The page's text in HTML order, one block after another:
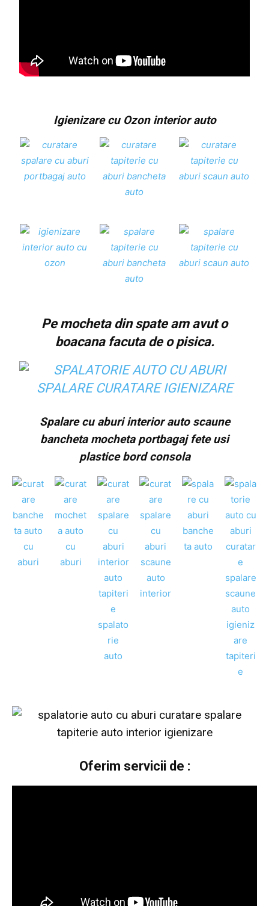
Igienizare cu Ozon interior auto
Pe mocheta din spate am avut o
boacana facuta de o pisica.
Spalare cu aburi interior auto scaune
bancheta mocheta portbagaj fete usi
plastice bord consola
Oferim servicii de :